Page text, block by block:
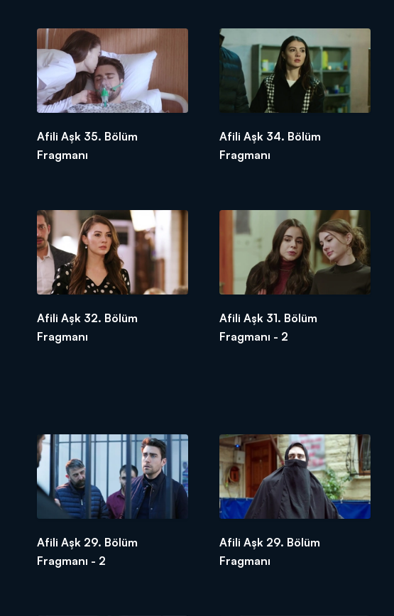
Afili Aşk 35. Bölüm
Fragmanı
Afili Aşk 34. Bölüm
Fragmanı
Afili Aşk 32. Bölüm
Fragmanı
Afili Aşk 31. Bölüm
Fragmanı - 2
Afili Aşk 29. Bölüm
Fragmanı - 2
Afili Aşk 29. Bölüm
Fragmanı